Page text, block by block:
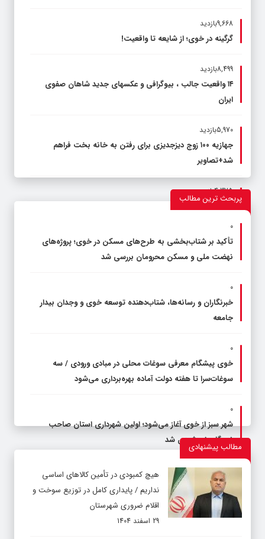
9,668بازدید
گرگینه در خوی؛ از شایعه تا واقعیت!
8,499بازدید
۱۴ واقعیت جالب ، بیوگرافی و عکسهای جدید شاهان صفوی
ایران
5,970بازدید
جهازیه ۱۰۰ زوج دیزجدیزی برای رفتن به خانه بخت فراهم
شد+تصاویر
4,375بازدید
3,652بازدید
پربحث ترین مطالب
۰
تأکید بر شتاب‌بخشی به طرح‌های مسکن در خوی؛ پروژه‌های
نهضت ملی و مسکن محرومان بررسی شد
۰
خبرنگاران و رسانه‌ها، شتاب‌دهنده توسعه خوی و وجدان بیدار
جامعه
۰
خوی پیشگام معرفی سوغات محلی در مبادی ورودی / سه
سوغات‌سرا تا هفته دولت آماده بهره‌برداری می‌شود
۰
شهر سبز از خوی آغاز می‌شود؛ اولین شهرداری استان صاحب
نیروگاه خورشیدی شد
۰
هشدار جدی آبفای شهرستان خوی / بیش از ۶۲ روستا بدون آب
پایدار
مطالب پیشنهادی
هیچ کمبودی در تأمین کالاهای اساسی
نداریم / پایداری کامل در توزیع سوخت و
اقلام ضروری شهرستان
29 اسفند 1404